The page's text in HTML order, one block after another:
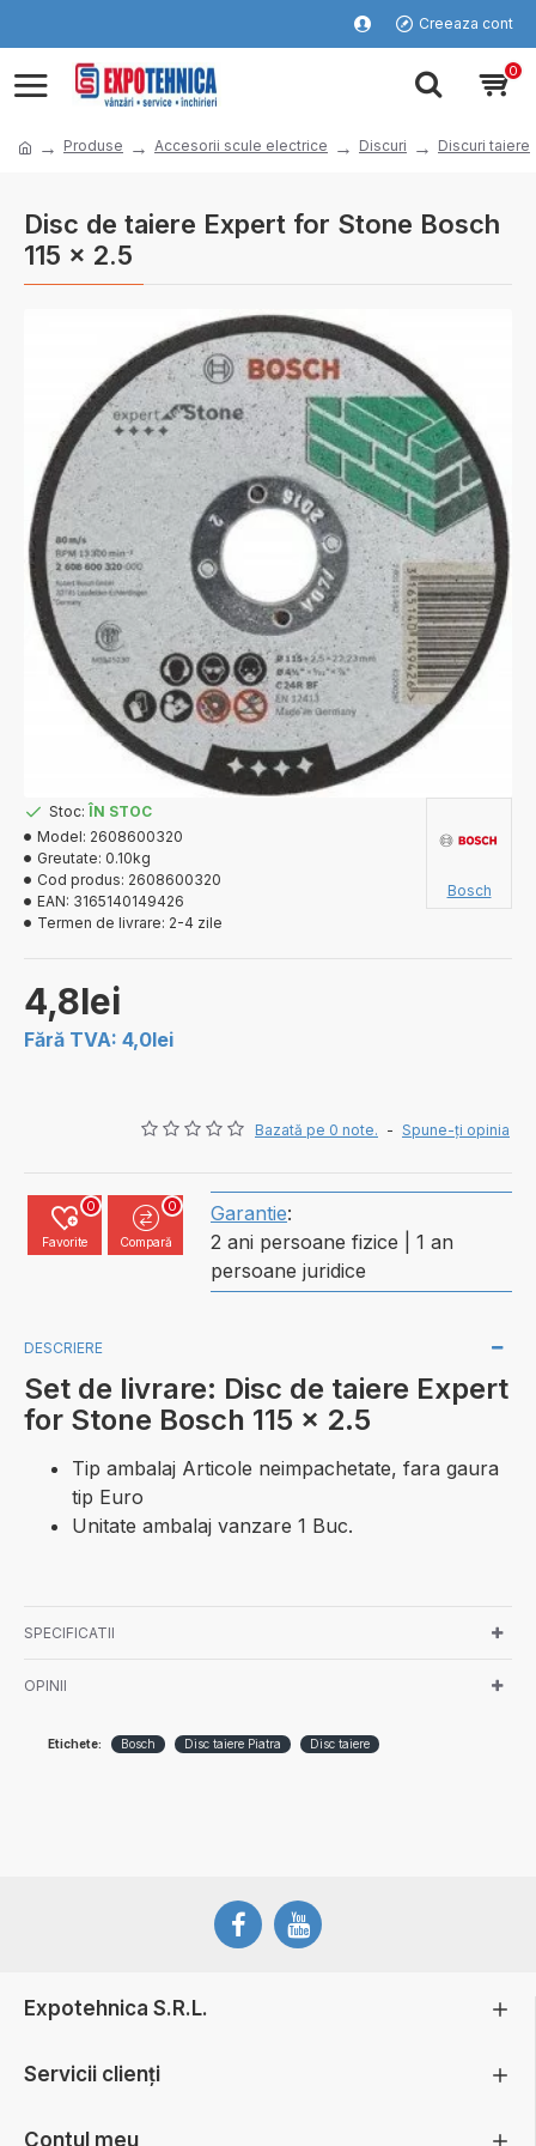
Creeaza cont
0
Produse Accesorii scule electrice Discuri Discuri taiere
Disc de taiere Expert for Stone Bosch
115 x 2.5
Bazată pe 0 note. - Spune-ţi opinia
4,8lei
Fără TVA: 4,0lei
Stoc: ÎN STOC
Model: 2608600320
Greutate: 0.10kg
Cod produs: 2608600320
EAN: 3165140149426
Termen de livrare: 2-4 zile
Bosch
Favorite
0
Compară
0 Garantie:
2 ani persoane fizice | 1 an
persoane juridice
DESCRIERE
Set de livrare: Disc de taiere Expert
for Stone Bosch 115 x 2.5
Tip ambalaj Articole neimpachetate, fara gaura
tip Euro
Unitate ambalaj vanzare 1 Buc.
SPECIFICATII
OPINII
Etichete: Bosch Disc taiere Piatra Disc taiere
Expotehnica S.R.L.
Servicii clienți
Contul meu